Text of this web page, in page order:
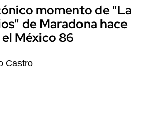
momento de "La
de Maradona hace
México 86
Castro